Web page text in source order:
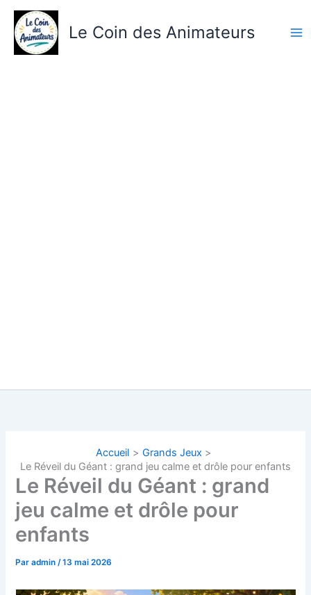
Aller
contenu
Le Coin des Animateurs
Accueil
Grands Jeux
Le Réveil du Géant : grand jeu calme et drôle pour enfants
Le Réveil du Géant : grand
jeu calme et drôle pour
enfants
Paradmin/13 mai 2026